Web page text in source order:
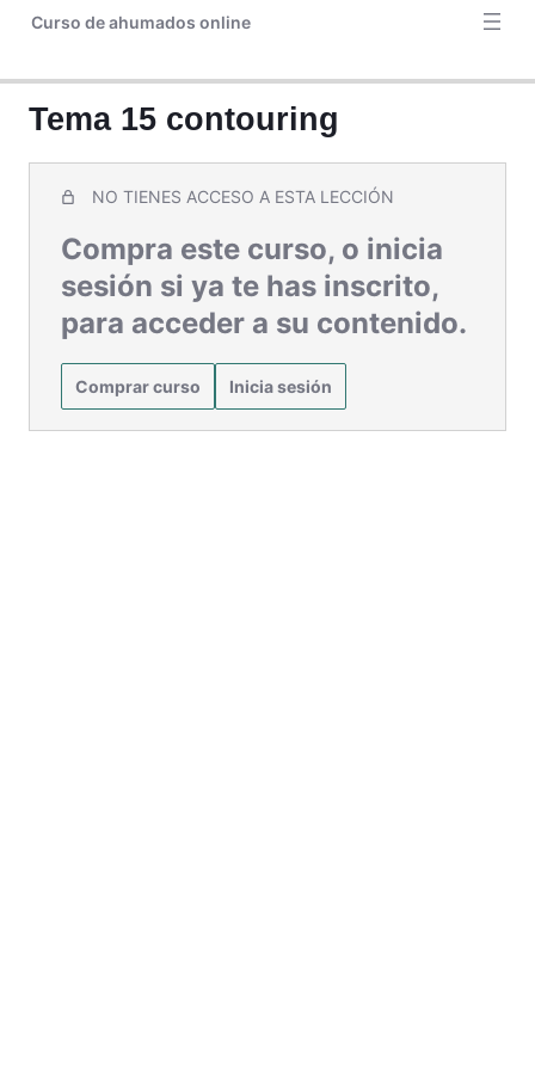
Curso de ahumados online
Bono 3. Labios perfectos
Bono. Facechart
Bono. Productos utilizados
Tema 15 contouring
NO TIENES ACCESO A ESTA LECCIÓN
Compra este curso, o inicia
sesión si ya te has inscrito,
para acceder a su contenido.
Comprar curso Inicia sesión